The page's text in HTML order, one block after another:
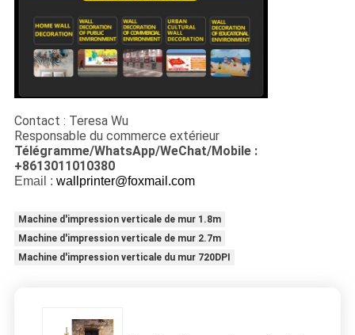
Contact : Teresa Wu
Responsable du commerce extérieur
Télégramme/WhatsApp/WeChat/Mobile :
+8613011010380
Email : wallprinter@foxmail.com
Machine d'impression verticale de mur 1.8m
Machine d'impression verticale de mur 2.7m
Machine d'impression verticale du mur 720DPI